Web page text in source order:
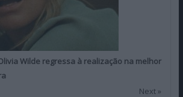
Wilde regressa à realização na melhor
Next »